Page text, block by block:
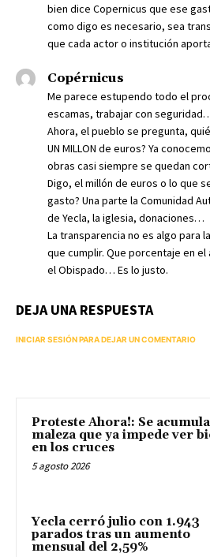
bien dice Copernicus que ese
como digo es necesario, sea
que cada actor o institución
Copérnicus
Me parece estupendo todo el
escamas, trabajar con
Ahora, el pueblo se pregunta,
UN MILLON de euros? Ya
obras casi siempre se quedan
Digo, el millón de euros o lo que
gasto? Una parte la Comunidad
de Yecla, la iglesia, donaciones…
La transparencia no es algo para
que cumplir. Que porcentaje en el
el Obispado… Es lo justo.
DEJA UNA RESPUESTA
INICIAR SESIÓN PARA DEJAR UN COMENTARIO
Proteste Ahora!: Se
maleza que ya impede ver
en los cruces
5 agosto 2026
Yecla cerró julio con 1.943
parados tras un aumento
mensual del 2,59%